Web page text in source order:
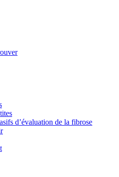
d’évaluation de la fibrose